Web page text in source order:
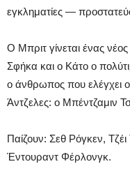
εγκληματίες —
Ο Μπριτ γίνεται ένας
Σφήκα και ο Κάτο ο
ο άνθρωπος που ελέγχει
Άντζελες: ο Μπέντζαμιν
Παίζουν: Σεθ Ρόγκεν,
Έντουραντ Φέρλονγκ.